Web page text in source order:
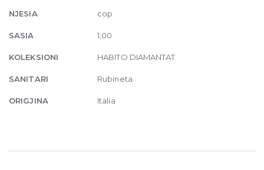
NJESIA cop
SASIA 1,00
KOLEKSIONI HABITO DIAMANTAT
SANITARI Rubineta
ORIGJINA Italia